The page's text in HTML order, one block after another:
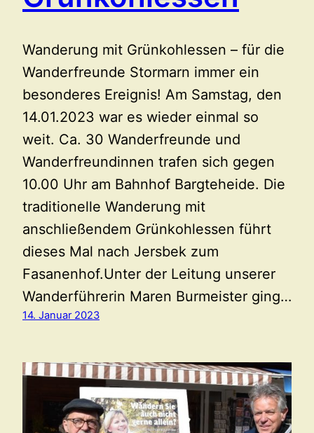
Wanderung mit Grünkohlessen – für die
Wanderfreunde Stormarn immer ein
besonderes Ereignis! Am Samstag, den
14.01.2023 war es wieder einmal so
weit. Ca. 30 Wanderfreunde und
Wanderfreundinnen trafen sich gegen
10.00 Uhr am Bahnhof Bargteheide. Die
traditionelle Wanderung mit
anschließendem Grünkohlessen führt
dieses Mal nach Jersbek zum
Fasanenhof.Unter der Leitung unserer
Wanderführerin Maren Burmeister ging…
14. Januar 2023